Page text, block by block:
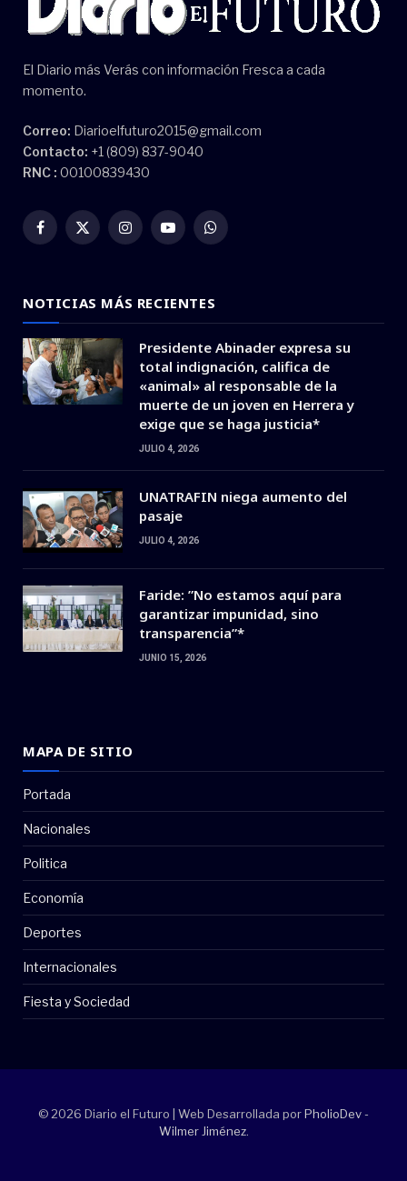
El Diario más Verás con información Fresca a cada
momento.
Correo: Diarioelfuturo2015@gmail.com
Contacto: +1 (809) 837-9040
RNC : 00100839430
Facebook
X
InstagramYouTubeWhatsApp
NOTICIAS MÁS RECIENTES
Presidente Abinader expresa su
total indignación, califica de
«animal» al responsable de la
muerte de un joven en Herrera y
exige que se haga justicia*
JULIO 4, 2026
UNATRAFIN niega aumento del
pasaje
JULIO 4, 2026
Faride: ”No estamos aquí para
garantizar impunidad, sino
transparencia”*
JUNIO 15, 2026
MAPA DE SITIO
Portada
Nacionales
Politica
Economía
Deportes
Internacionales
Fiesta y Sociedad
© 2026 Diario el Futuro | Web Desarrollada porPholioDev -
Wilmer Jiménez.